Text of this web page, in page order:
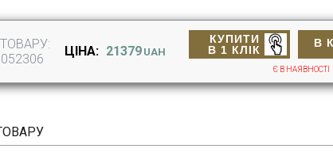
ЦІНА: 21379 UAH
В
КУПИТИ
В 1 КЛІК
Є В НАЯВНОСТІ